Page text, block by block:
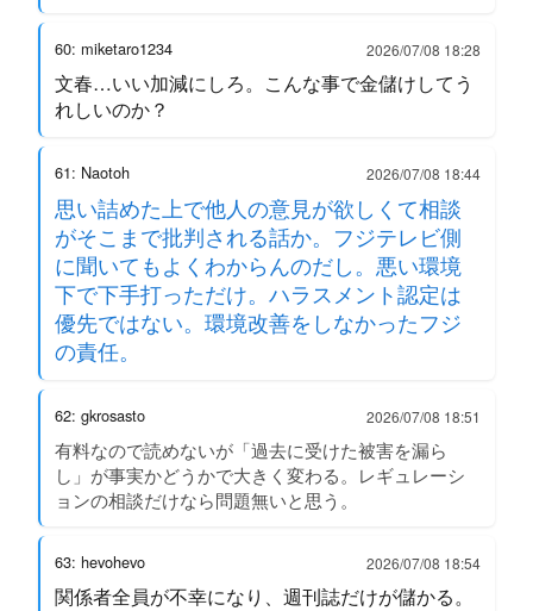
60: miketaro1234 2026/07/08 18:28
文春…いい加減にしろ。こんな事で金儲けしてう
れしいのか？
61: Naotoh 2026/07/08 18:44
思い詰めた上で他人の意見が欲しくて相談
がそこまで批判される話か。フジテレビ側
に聞いてもよくわからんのだし。悪い環境
下で下手打っただけ。ハラスメント認定は
優先ではない。環境改善をしなかったフジ
の責任。
62: gkrosasto 2026/07/08 18:51
有料なので読めないが「過去に受けた被害を漏ら
し」が事実かどうかで大きく変わる。レギュレーシ
ョンの相談だけなら問題無いと思う。
63: hevohevo 2026/07/08 18:54
関係者全員が不幸になり、週刊誌だけが儲かる。